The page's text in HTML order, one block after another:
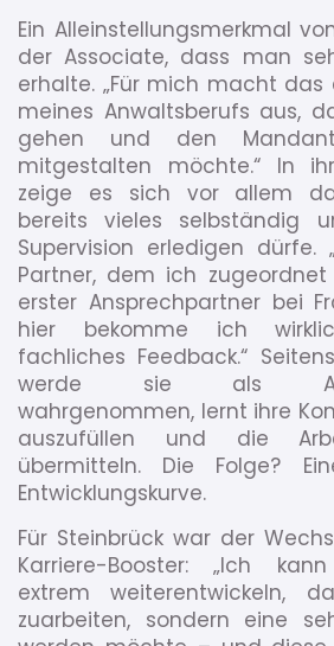
Ein Alleinstellungsmerkmal
der Associate, dass man
erhalte. „Für mich macht das
meines Anwaltsberufs aus,
gehen und den
mitgestalten möchte.“ In
zeige es sich vor allem
bereits vieles selbständig
Supervision erledigen dürfe.
Partner, dem ich
erster Ansprechpartner bei
hier bekomme ich
fachliches Feedback.“
werde sie als
wahrgenommen, lernt ihre
auszufüllen und die
übermitteln. Die Folge?
Entwicklungskurve.
Für Steinbrück war der
Karriere-Booster: „Ich
extrem weiterentwickeln,
zuarbeiten, sondern eine